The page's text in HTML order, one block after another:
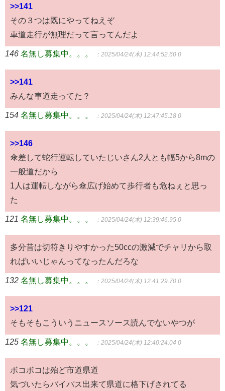
>>141
その３つは既にやってねえぞ
車道走行が無理だって言ってんだよ
146 名無し募集中。。。 ：2025/04/24(木) 12:44:52.60 0
>>141
みんな車道走ってた？
154 名無し募集中。。。 ：2025/04/24(木) 12:47:45.18 0
>>146
傘差して蛇行運転していたじいさん2人とも幅5から8mの
一般道だから
1人は運転しながら傘広げ始めて歩行者も危ねぇと思っ
た
121 名無し募集中。。。 ：2025/04/24(木) 12:39:46.95 0
多分昔は切符きりやすかった50ccの激減でチャリから取
ればいいじゃんってなったんだろな
132 名無し募集中。。。 ：2025/04/24(木) 12:41:29.70 0
>>121
そもそもこういうニュースソース読んでないやつが
125 名無し募集中。。。 ：2025/04/24(木) 12:40:24.04 0
ボコボコは殆ど市道県道
気づいたらバイパス出来て県道に格下げされてる